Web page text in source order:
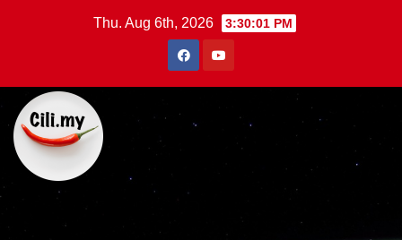
Thu. Aug 6th, 2026 3:30:02 PM